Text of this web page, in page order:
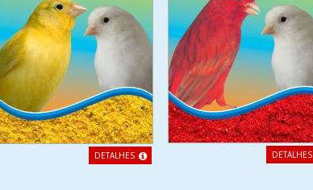
DETALHES DETALHES